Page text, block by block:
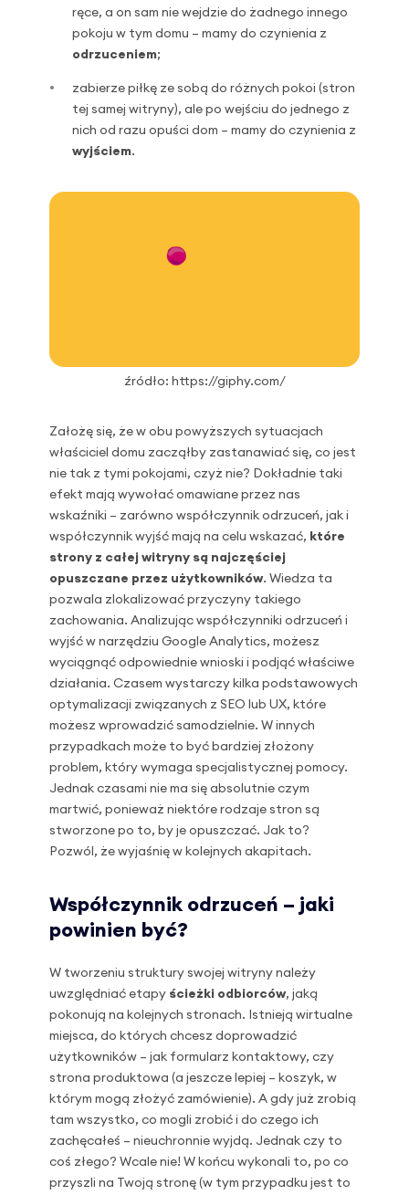
ręce, a on sam nie wejdzie do żadnego innego
pokoju w tym domu – mamy do czynienia z
odrzuceniem;
zabierze piłkę ze sobą do różnych pokoi (stron
tej samej witryny), ale po wejściu do jednego z
nich od razu opuści dom – mamy do czynienia z
wyjściem.
źródło: https://giphy.com/
Założę się, że w obu powyższych sytuacjach
właściciel domu zacząłby zastanawiać się, co jest
nie tak z tymi pokojami, czyż nie? Dokładnie taki
efekt mają wywołać omawiane przez nas
wskaźniki – zarówno współczynnik odrzuceń, jak i
współczynnik wyjść mają na celu wskazać, które
strony z całej witryny są najczęściej
opuszczane przez użytkowników. Wiedza ta
pozwala zlokalizować przyczyny takiego
zachowania. Analizując współczynniki odrzuceń i
wyjść w narzędziu Google Analytics, możesz
wyciągnąć odpowiednie wnioski i podjąć właściwe
działania. Czasem wystarczy kilka podstawowych
optymalizacji związanych z SEO lub UX, które
możesz wprowadzić samodzielnie. W innych
przypadkach może to być bardziej złożony
problem, który wymaga specjalistycznej pomocy.
Jednak czasami nie ma się absolutnie czym
martwić, ponieważ niektóre rodzaje stron są
stworzone po to, by je opuszczać. Jak to?
Pozwól, że wyjaśnię w kolejnych akapitach.
Współczynnik odrzuceń – jaki
powinien być?
W tworzeniu struktury swojej witryny należy
uwzględniać etapy ścieżki odbiorców, jaką
pokonują na kolejnych stronach. Istnieją wirtualne
miejsca, do których chcesz doprowadzić
użytkowników – jak formularz kontaktowy, czy
strona produktowa (a jeszcze lepiej – koszyk, w
którym mogą złożyć zamówienie). A gdy już zrobią
tam wszystko, co mogli zrobić i do czego ich
zachęcałeś – nieuchronnie wyjdą. Jednak czy to
coś złego? Wcale nie! W końcu wykonali to, po co
przyszli na Twoją stronę (w tym przypadku jest to